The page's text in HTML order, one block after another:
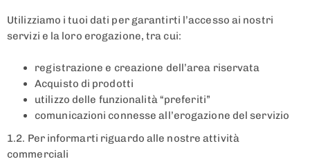
Utilizziamo i tuoi dati per garantirti l’accesso ai nostri
servizi e la loro erogazione, tra cui:
registrazione e creazione dell’area riservata
Acquisto di prodotti
utilizzo delle funzionalità “preferiti”
comunicazioni connesse all’erogazione del servizio
1.2. Per informarti riguardo alle nostre attività
commerciali